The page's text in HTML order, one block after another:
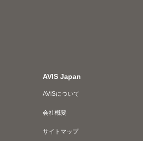
AVIS Japan
AVISについて
会社概要
サイトマップ